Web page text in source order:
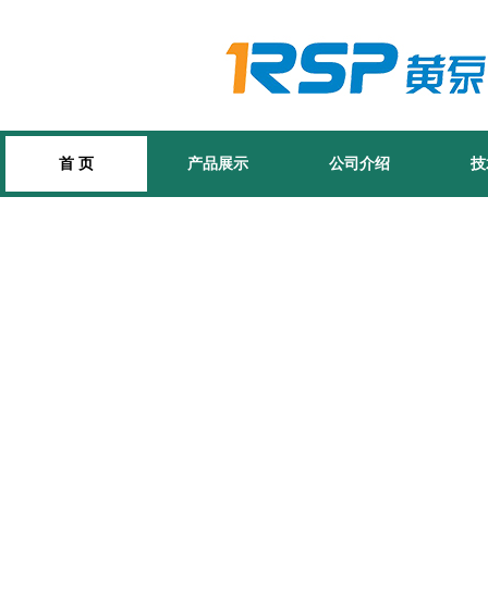
首 页 产品展示 公司介绍